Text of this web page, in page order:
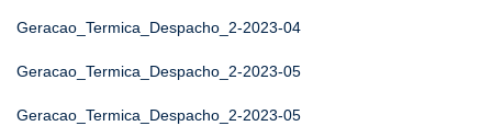
Geracao_Termica_Despacho_2-2023-04
Geracao_Termica_Despacho_2-2023-05
Geracao_Termica_Despacho_2-2023-05